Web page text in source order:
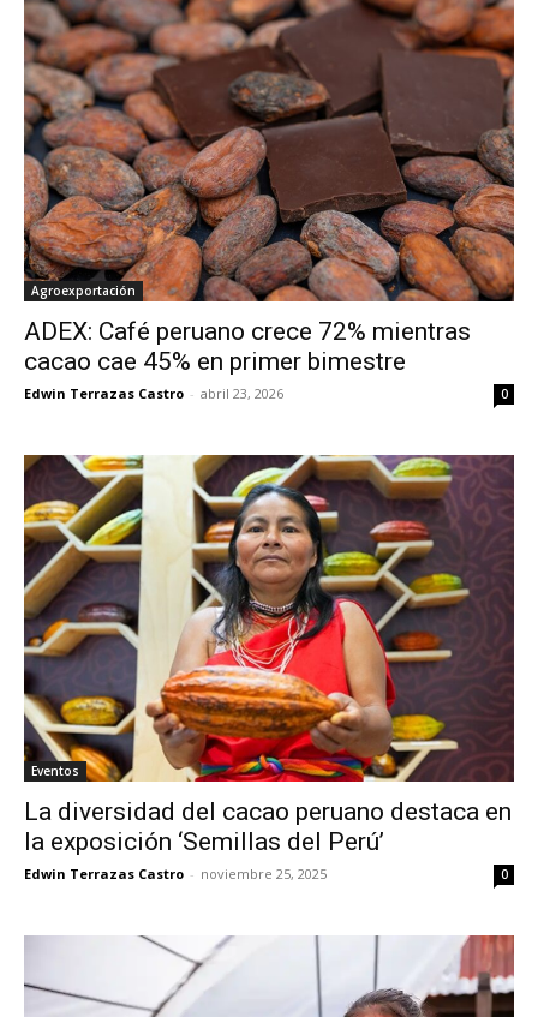
Agroexportación
ADEX: Café peruano crece 72% mientras
cacao cae 45% en primer bimestre
Edwin Terrazas Castro - abril 23, 2026 0
Eventos
La diversidad del cacao peruano destaca en
la exposición ‘Semillas del Perú’
Edwin Terrazas Castro - noviembre 25, 2025 0